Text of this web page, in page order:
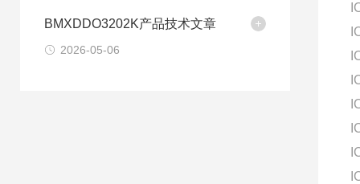
BMXDDO3202K产品技术文章
2026-05-06